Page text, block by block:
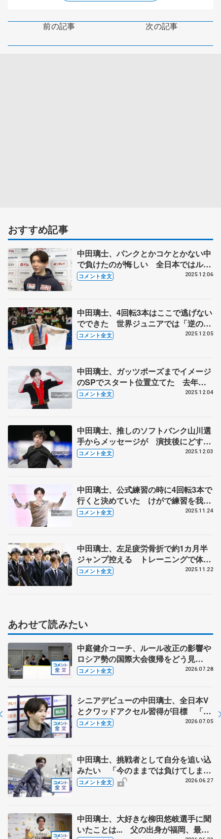
前の記事 次の記事
おすすめ記事
中田璃士、パンクとかコケとかない中
で負けたのが悔しい 全日本ではルー
プ、サルコー、トーループ2本の4回転
コメント全文 2025.12.06
中田璃士、4回転3本はここで逃げない
でできた 世界ジュニアでは「逆の立
場になれるように」 【ジュニアGP
コメント全文 2025.12.05
中田璃士、ガッツポーズまでイメージ
のSPでスタート位置立てた 去年失
敗したフリーは4回転3本で「こっから
コメント全文 2025.12.04
中田璃士、推しのソフトバンク山川選
手からメッセージが 演技後にどすこ
いのパフォーマンスも「できたらやり
コメント全文 2025.12.03
中田璃士、公式練習の時に4回転3本で
行くと決めていた けがで練習を我慢
したけどトレーニングのおかげで跳べ
コメント全文 2025.11.24
中田璃士、左足疲労骨折で約1カ月半
ジャンプ控える トレーニングで体力
ついて「逆に今の方が調子いい」
コメント全文 2025.11.22
あわせて読みたい
中庭健介コーチ、ルール改正の影響や
ロシア勢の国際大会復帰をどう見
る？ 中井亜美の今後の４年間に向け
コメント全文 2026.07.28
シニアデビューの中田璃士、全日本V
とクワッドアクセル習得が目標 「悔
いの残らない練習をして挑みたい」
コメント全文 2026.07.05
中田璃士、挑戦者として自分を追い込
みたい 「今のままでは負けてしま
う、危機感を持って」【ドリーム・オ
コメント全文 2026.06.27
中田璃士、大好きな柳田悠岐選手に聞
いたことは... 父の出身が福岡、最初